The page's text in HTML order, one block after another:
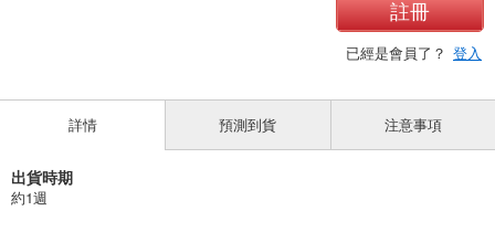
註冊
已經是會員了？ 登入
詳情
出貨時期
約1週
預測到貨 注意事項